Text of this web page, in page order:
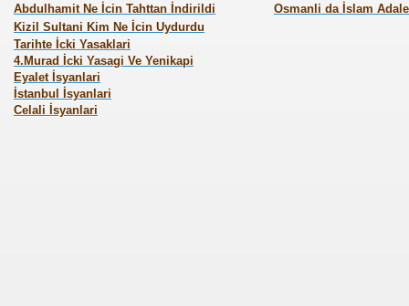
Abdulhamit Ne İcin Tahttan İndirildi
Osmanli da İslam
Kizil Sultani Kim Ne İcin Uydurdu
Tarihte İcki Yasaklari
4.Murad İcki Yasagi Ve Yenikapi
Eyalet İsyanlari
İstanbul İsyanlari
Celali İsyanlari